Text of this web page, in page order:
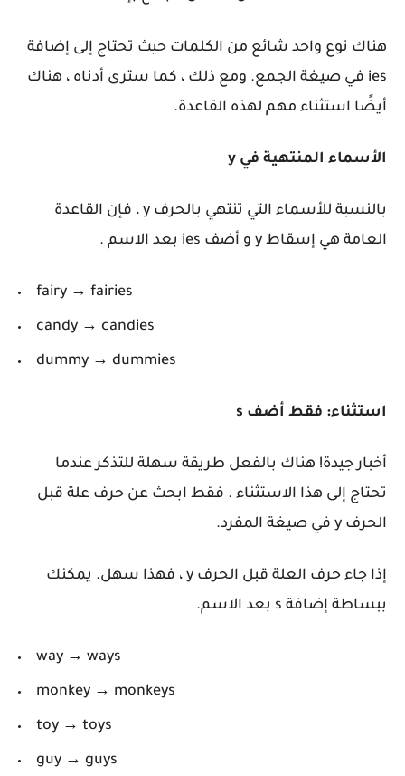
هناك نوع واحد شائع من الكلمات حيث تحتاج إلى إضافة
ies في صيغة الجمع. ومع ذلك ، كما سترى أدناه ، هناك
أيضًا استثناء مهم لهذه القاعدة.
الأسماء المنتهية في y
بالنسبة للأسماء التي تنتهي بالحرف y ، فإن القاعدة
العامة هي إسقاط y و أضف ies بعد الاسم .
fairy → fairies
candy → candies
dummy → dummies
استثناء: فقط أضف s
أخبار جيدة! هناك بالفعل طريقة سهلة للتذكر عندما
تحتاج إلى هذا الاستثناء . فقط ابحث عن حرف علة قبل
الحرف y في صيغة المفرد.
إذا جاء حرف العلة قبل الحرف y ، فهذا سهل. يمكنك
ببساطة إضافة s بعد الاسم.
way → ways
monkey → monkeys
toy → toys
guy → guys